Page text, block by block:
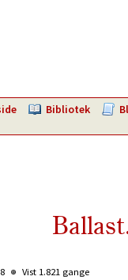
Bibliotek
Vist 1.821 gange